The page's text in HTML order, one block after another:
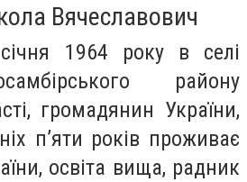
Вячеславович
1964 року в селі
району
громадянин України,
п’яти років проживає
освіта вища, радник